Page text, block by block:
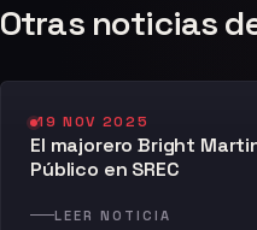
Otras noticias
19 NOV 2025
El majorero Bright
Público en SREC
LEER NOTICIA